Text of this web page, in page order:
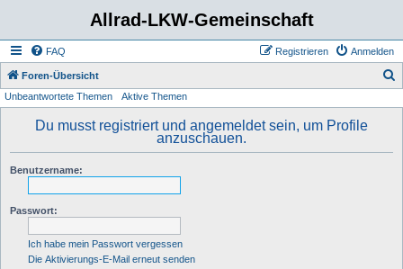
Allrad-LKW-Gemeinschaft
FAQ Anmelden
Registrieren
Foren-Übersicht
Unbeantwortete Themen Aktive Themen
Du musst registriert und angemeldet sein, um Profile
anzuschauen.
Benutzername:
Passwort:
Ich habe mein Passwort vergessen
Die Aktivierungs-E-Mail erneut senden